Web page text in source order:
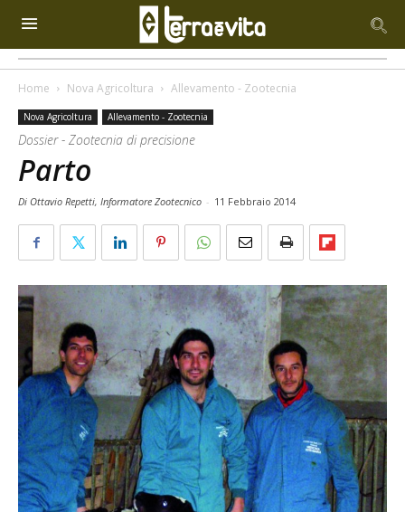
Home Nova Agricoltura Allevamento - Zootecnia
Nova Agricoltura Allevamento - Zootecnia
Dossier - Zootecnia di precisione
Parto
Di Ottavio Repetti, Informatore Zootecnico - 11 Febbraio 2014